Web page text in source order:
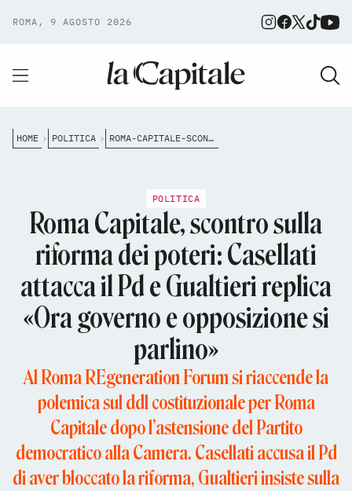
ROMA, 9 AGOSTO 2026
HOME POLITICA ROMA-CAPITALE-SCONTRO-SULLA-RIFORMA-DEI-POTERI-CASELLATI-ATTACCA-IL-PD-E-GUALTIERI-REPLICA-ORA-GOVERNO-E-OPPOSIZIONE-SI-PARLINO
POLITICA
Roma Capitale, scontro sulla
riforma dei poteri: Casellati
attacca il Pd e Gualtieri replica
«Ora governo e opposizione si
parlino»
Al Roma REgeneration Forum si riaccende la
polemica sul ddl costituzionale per Roma
Capitale dopo l’astensione del Partito
democratico alla Camera. Casellati accusa il Pd
di aver bloccato la riforma, Gualtieri insiste sulla